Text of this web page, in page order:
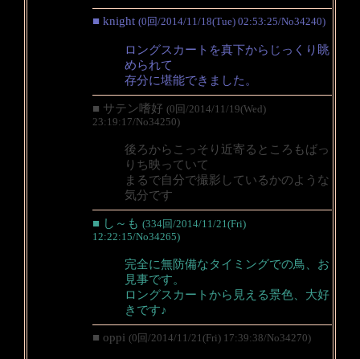
■ knight (0回/2014/11/18(Tue) 02:53:25/No34240)
ロングスカートを真下からじっくり眺
められて
存分に堪能できました。
■ サテン嗜好 (0回/2014/11/19(Wed)
23:19:17/No34250)
後ろからこっそり近寄るところもばっ
りち映っていて
まるで自分で撮影しているかのような
気分です
■ し～も (334回/2014/11/21(Fri)
12:22:15/No34265)
完全に無防備なタイミングでの鳥、お
見事です。
ロングスカートから見える景色、大好
きです♪
■ oppi (0回/2014/11/21(Fri) 17:39:38/No34270)